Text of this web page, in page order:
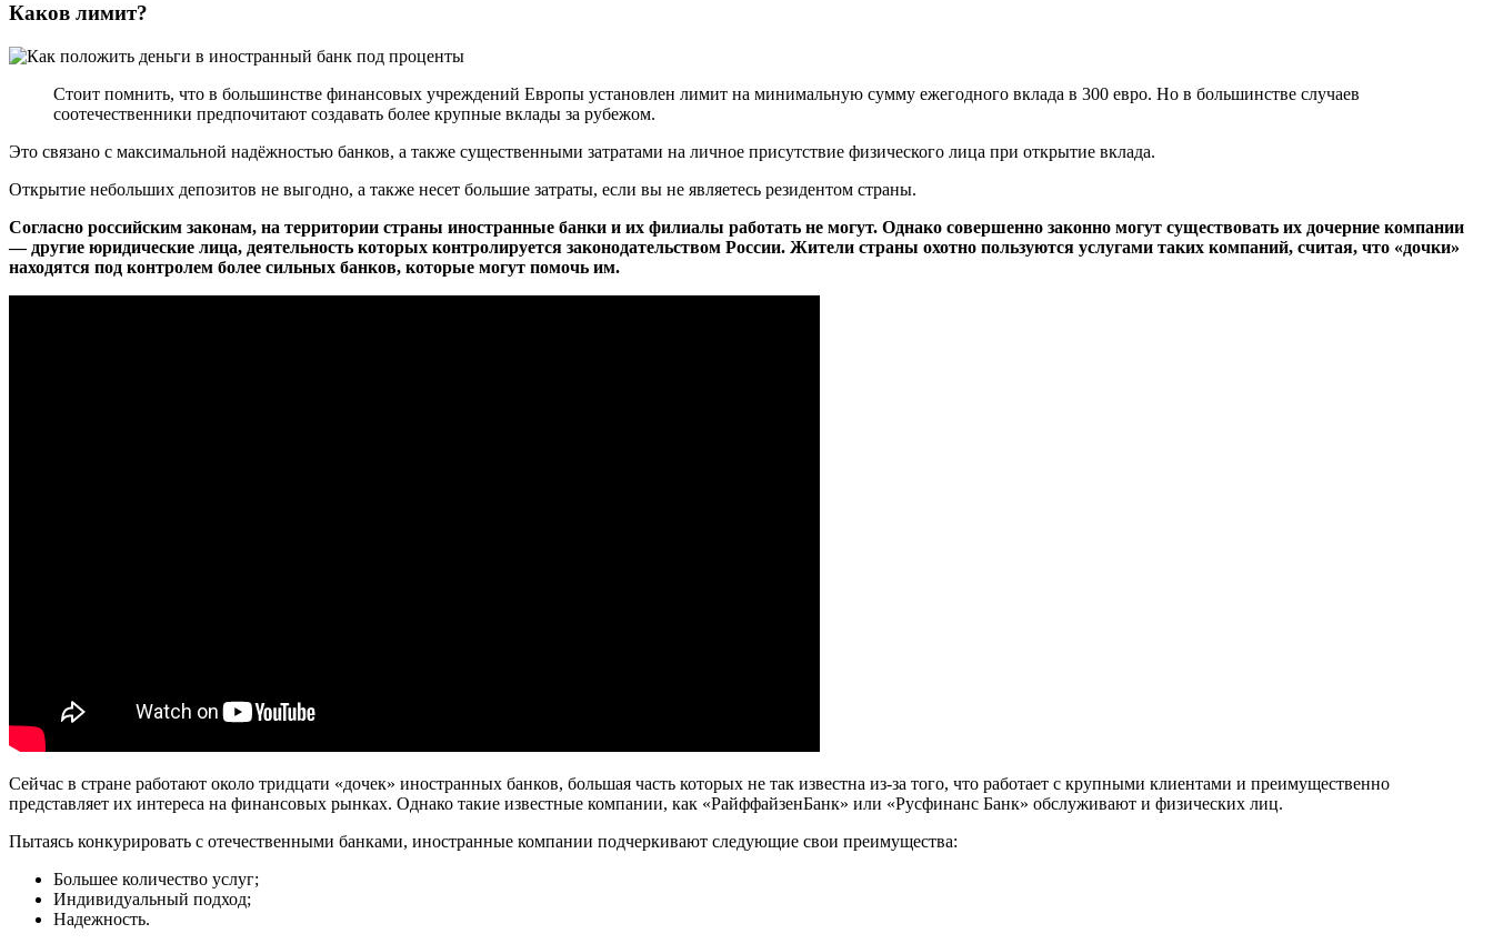
Каков лимит?
Стоит помнить, что в большинстве финансовых учреждений Европы установлен лимит на минимальную сумму ежегодного вклада в 300 евро. Но в большинстве случаев
соотечественники предпочитают создавать более крупные вклады за рубежом.
Это связано с максимальной надёжностью банков, а также существенными затратами на личное присутствие физического лица при открытие вклада.
Открытие небольших депозитов не выгодно, а также несет большие затраты, если вы не являетесь резидентом страны.
Согласно российским законам, на территории страны иностранные банки и их филиалы работать не могут. Однако совершенно законно могут существовать их дочерние компании
— другие юридические лица, деятельность которых контролируется законодательством России. Жители страны охотно пользуются услугами таких компаний, считая, что «дочки»
находятся под контролем более сильных банков, которые могут помочь им.
Сейчас в стране работают около тридцати «дочек» иностранных банков, большая часть которых не так известна из-за того, что работает с крупными клиентами и преимущественно
представляет их интереса на финансовых рынках. Однако такие известные компании, как «РайффайзенБанк» или «Русфинанс Банк» обслуживают и физических лиц.
Пытаясь конкурировать с отечественными банками, иностранные компании подчеркивают следующие свои преимущества:
Большее количество услуг;
Индивидуальный подход;
Надежность.